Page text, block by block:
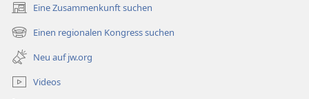
Eine Zusammenkunft suchen
(öffnet
neues
Fenster)
Einen regionalen Kongress suchen
(öffnet
neues
Fenster)
Neu auf jw.org
Videos